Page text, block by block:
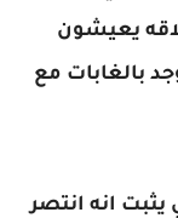
يعيشون
بالغابات مع
انه انتصر